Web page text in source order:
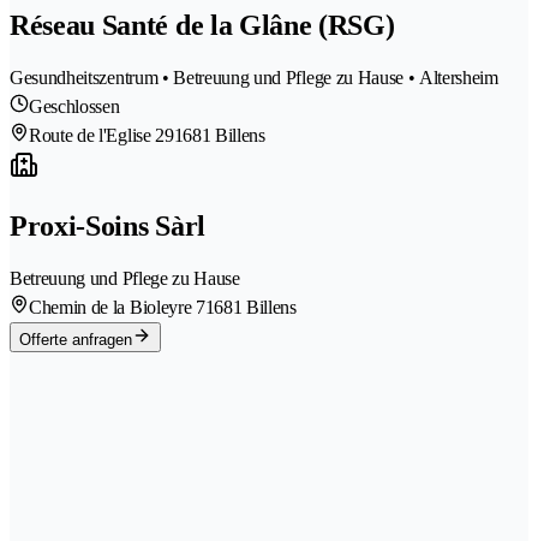
Réseau Santé de la Glâne (RSG)
Gesundheitszentrum • Betreuung und Pflege zu Hause • Altersheim
Geschlossen
Route de l'Eglise 291681 Billens
Proxi-Soins Sàrl
Betreuung und Pflege zu Hause
Chemin de la Bioleyre 71681 Billens
Offerte anfragen